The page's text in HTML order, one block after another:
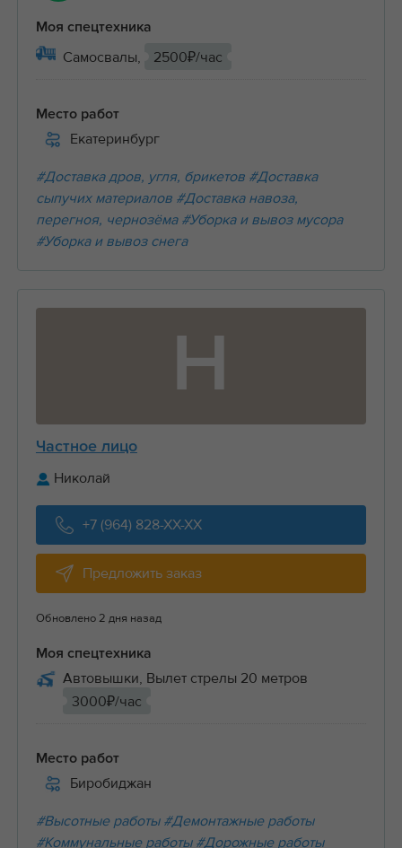
Моя спецтехника
Самосвалы, 2500₽/час
Место работ
Екатеринбург
#Доставка дров, угля, брикетов #Доставка
сыпучих материалов #Доставка навоза,
перегноя, чернозёма #Уборка и вывоз мусора
#Уборка и вывоз снега
Н
Частное лицо
Николай
+7 (964) 828-XX-XX
Предложить заказ
Обновлено 2 дня назад
Моя спецтехника
Автовышки, Вылет стрелы 20 метров
3000₽/час
Место работ
Биробиджан
#Высотные работы #Демонтажные работы
#Коммунальные работы #Дорожные работы